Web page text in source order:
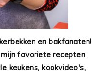
en bakfanaten!
mijn favoriete recepten
keukens, kookvideo's,